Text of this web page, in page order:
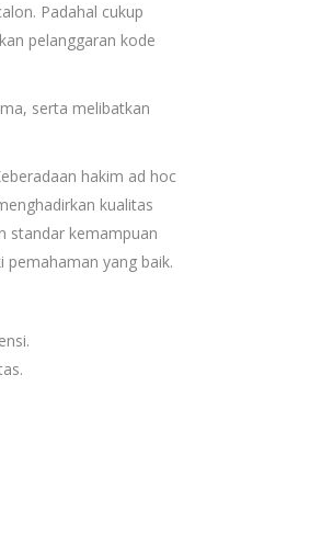
Padahal cukup
pelanggaran kode
serta melibatkan
hakim ad hoc
kualitas
standar kemampuan
yang baik.